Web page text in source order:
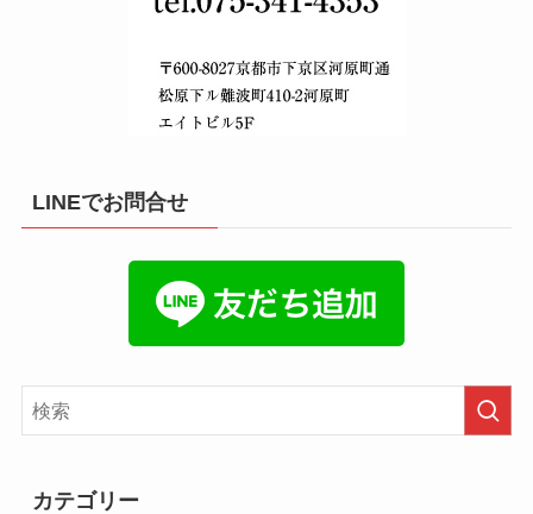
LINEでお問合せ
カテゴリー